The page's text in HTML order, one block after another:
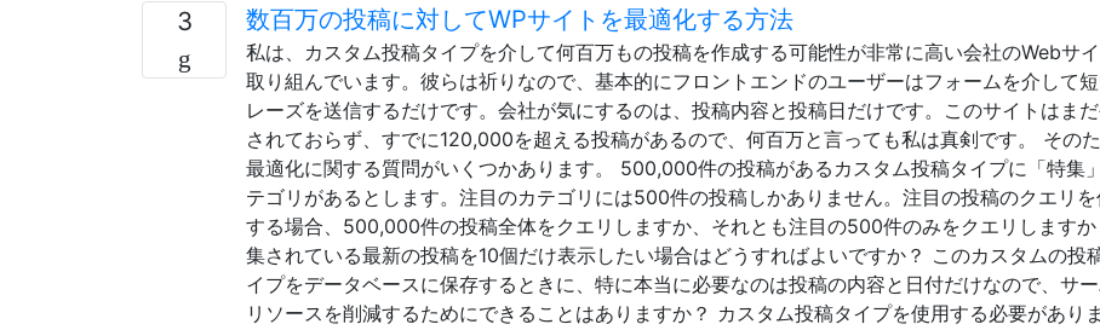
3 数百万の投稿に対してWPサイトを最適化する方法
私は、カスタム投稿タイプを介して何百万もの投稿を作成する可能性が非常に高い会社のWebサ
取り組んでいます。彼らは祈りなので、基本的にフロントエンドのユーザーはフォームを介して
レーズを送信するだけです。会社が気にするのは、投稿内容と投稿日だけです。このサイトはま
されておらず、すでに120,000を超える投稿があるので、何百万と言っても私は真剣です。 そのた
最適化に関する質問がいくつかあります。 500,000件の投稿があるカスタム投稿タイプに「特集
テゴリがあるとします。注目のカテゴリには500件の投稿しかありません。注目の投稿のクエリ
する場合、500,000件の投稿全体をクエリしますか、それとも注目の500件のみをクエリします
集されている最新の投稿を10個だけ表示したい場合はどうすればよいですか？ このカスタムの投
イプをデータベースに保存するときに、特に本当に必要なのは投稿の内容と日付だけなので、サ
リソースを削減するためにできることはありますか？ カスタム投稿タイプを使用する必要があり